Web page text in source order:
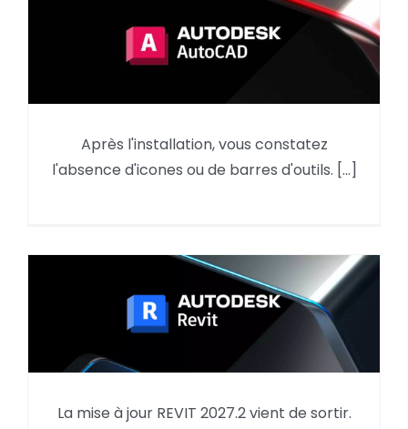
AutoCAD : reprendre des
éléments du menu d’une
Après l'installation, vous constatez
l'absence d'icones ou de barres d'outils. [...]
La mise à jour REVIT 2027.2 vient de sortir.